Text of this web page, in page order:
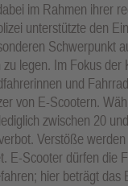
im Rahmen ihrer
unterstützte den
Schwerpunkt
legen. Im Fokus der
und
von E-Scootern.
zwischen 20
Verstöße
E-Scooter dürfen die
hier beträgt das